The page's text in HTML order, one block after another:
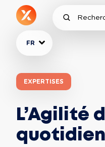
FR
EXPERTISES
L’Agilité
quotidien